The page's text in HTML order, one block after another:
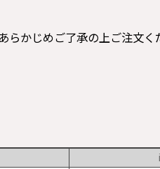
らかじめご了承の上ご注文く